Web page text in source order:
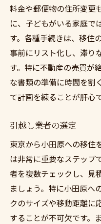
料金や郵便物の住所変更
に、子どもがいる家庭で
す。各種手続きは、移住
事前にリスト化し、滞り
す。特に不動産の売買が
な書類の準備に時間を割
て計画を練ることが肝心で
引越し業者の選定
東京から小田原への移住
は非常に重要なステップ
者を複数チェックし、見
ましょう。特に小田原へ
クのサイズや移動距離に
することが不可欠です。